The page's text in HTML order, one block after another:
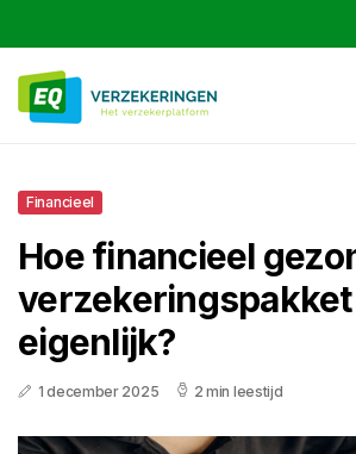
Financieel
Hoe financieel
verzekeringspakket
eigenlijk?
1 december 2025 2 min leestijd